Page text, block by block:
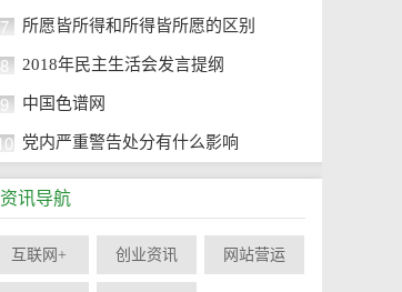
7 所愿皆所得和所得皆所愿的区别
8 2018年民主生活会发言提纲
9 中国色谱网
党内严重警告处分有什么影响
资讯导航
互联网+ 创业资讯 网站营运